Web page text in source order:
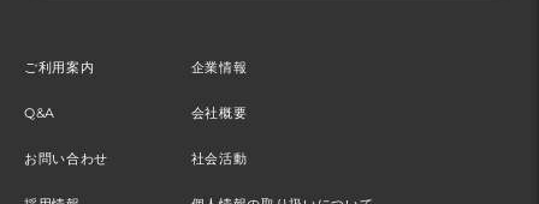
ご利用案内
Q&A
お問い合わせ
企業情報
会社概要
社会活動